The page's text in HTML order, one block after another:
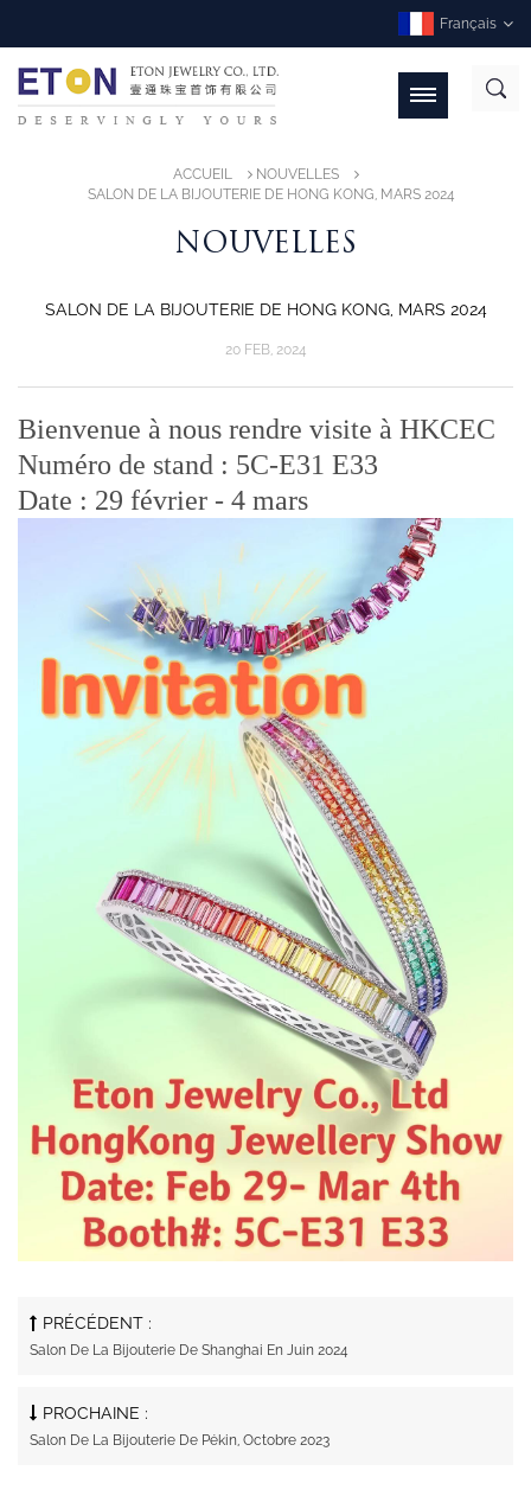
Français
ACCUEIL
NOUVELLES
SALON DE LA BIJOUTERIE DE HONG KONG, MARS 2024
NOUVELLES
SALON DE LA BIJOUTERIE DE HONG KONG, MARS 2024
20 FEB, 2024
Bienvenue à nous rendre visite à HKCEC
Numéro de stand : 5C-E31 E33
Date : 29 février - 4 mars
PRÉCÉDENT :
Salon De La Bijouterie De Shanghai En Juin 2024
PROCHAINE :
Salon De La Bijouterie De Pékin, Octobre 2023